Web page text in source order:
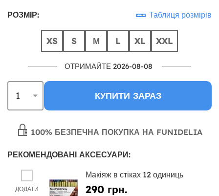
РОЗМІР: Таблиця розмірів
XS S М L XL XXL
ОТРИМАЙТЕ 2026-08-08
КУПИТИ ЗАРАЗ
100% БЕЗПЕЧНА ПОКУПКА НА FUNIDELIA
РЕКОМЕНДОВАНІ АКСЕСУАРИ:
ДОДАТИ
Макіяж в стіках 12 одиниць
290 грн.